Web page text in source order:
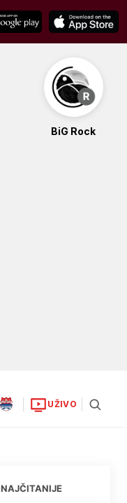
BiG Rock
UŽIVO
NAJČITANIJE